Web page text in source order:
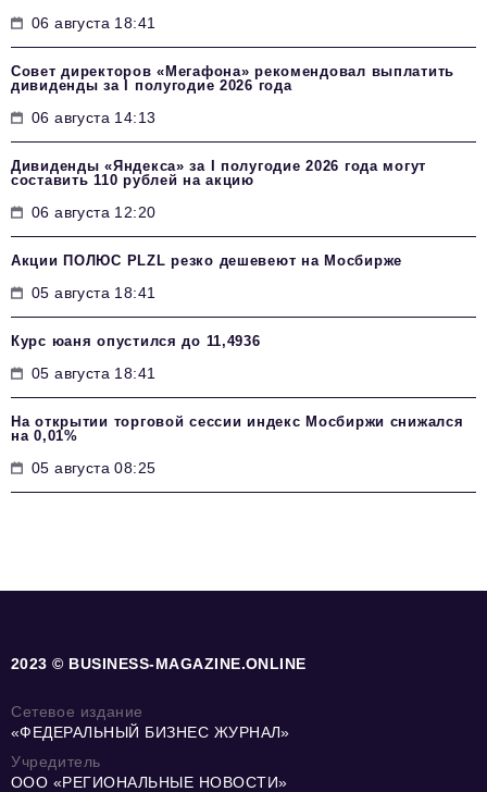
06 августа 18:41
Совет директоров «Мегафона» рекомендовал выплатить
дивиденды за I полугодие 2026 года
06 августа 14:13
Дивиденды «Яндекса» за I полугодие 2026 года могут
составить 110 рублей на акцию
06 августа 12:20
Акции ПОЛЮС PLZL резко дешевеют на Мосбирже
05 августа 18:41
Курс юаня опустился до 11,4936
05 августа 18:41
На открытии торговой сессии индекс Мосбиржи снижался
на 0,01%
05 августа 08:25
2023 © BUSINESS-MAGAZINE.ONLINE
Сетевое издание
«ФЕДЕРАЛЬНЫЙ БИЗНЕС ЖУРНАЛ»
Учредитель
ООО «РЕГИОНАЛЬНЫЕ НОВОСТИ»